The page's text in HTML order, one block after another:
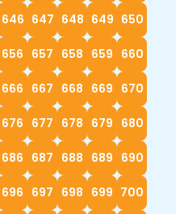
646 647 648 649 650
656 657 658 659 660
666 667 668 669 670
676 677 678 679 680
686 687 688 689 690
696 697 698 699 700